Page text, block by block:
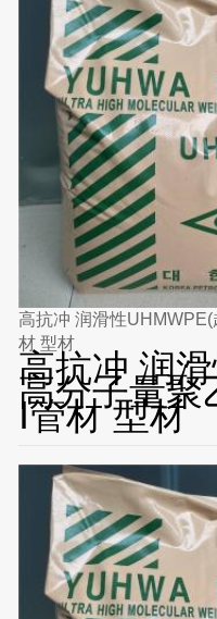
高抗冲 润滑性
材 型材
高抗冲 润
高分子量聚
Ⅰ管材 型材